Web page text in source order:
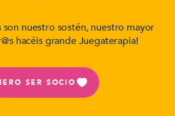
son nuestro sostén, nuestro mayor
hacéis grande Juegaterapia!
SER SOCIO